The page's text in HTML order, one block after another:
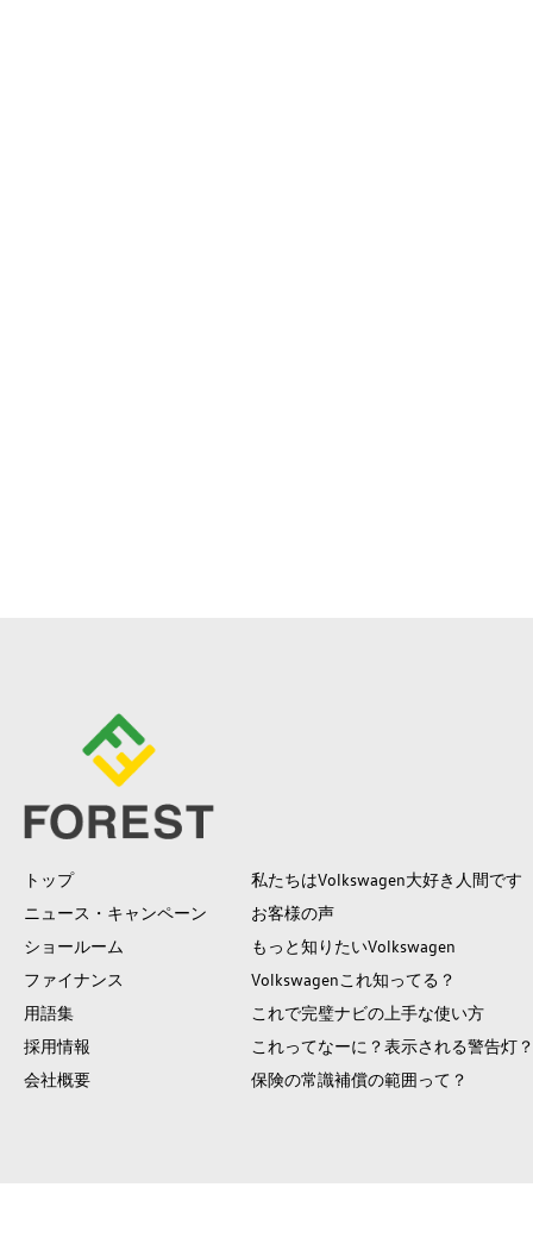
トップ
ニュース・キャンペーン
ショールーム
ファイナンス
用語集
採用情報
会社概要
私たちはVolkswagen大好き人間です
お客様の声
もっと知りたいVolkswagen
Volkswagenこれ知ってる？
これで完璧ナビの上手な使い方
これってなーに？表示される警告灯？
保険の常識補償の範囲って？